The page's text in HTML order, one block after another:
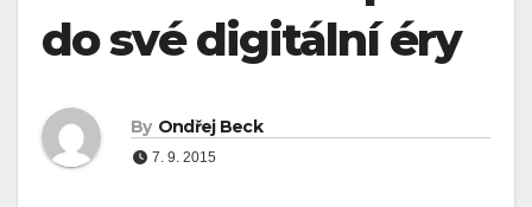
do své digitální éry
By Ondřej Beck
7. 9. 2015